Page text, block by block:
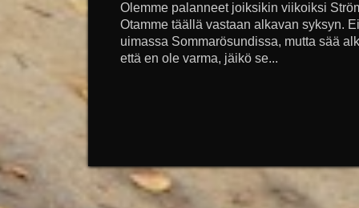
Olemme palanneet joiksikin viikoiksi
Otamme täällä vastaan alkavan syksyn.
uimassa Sommarösundissa, mutta sää
että en ole varma, jäikö se...